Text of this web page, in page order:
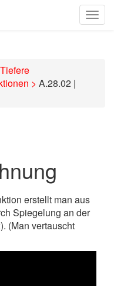
> A.28.02 |
erstellt man aus
Spiegelung an der
(Man vertauscht